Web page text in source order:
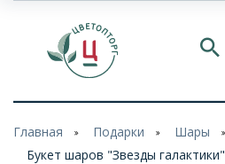
Главная Подарки
Шары
Букет шаров "Звезды галактики"